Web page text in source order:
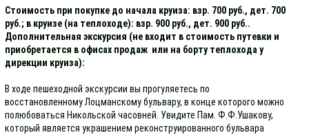
Стоимость при покупке до начала круиза: взр. 700 руб., дет. 700
руб.; в круизе (на теплоходе): взр. 900 руб., дет. 900 руб..
Дополнительная экскурсия (не входит в стоимость путевки и
приобретается в офисах продаж или на борту теплохода у
дирекции круиза):
В ходе пешеходной экскурсии вы прогуляетесь по
восстановленному Лоцманскому бульвару, в конце которого можно
полюбоваться Никольской часовней. Увидите Пам. Ф.Ф.Ушакову,
который является украшением реконструированного бульвара